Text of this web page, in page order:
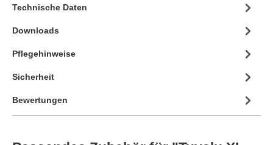
Technische Daten
Downloads
Pflegehinweise
Sicherheit
Bewertungen